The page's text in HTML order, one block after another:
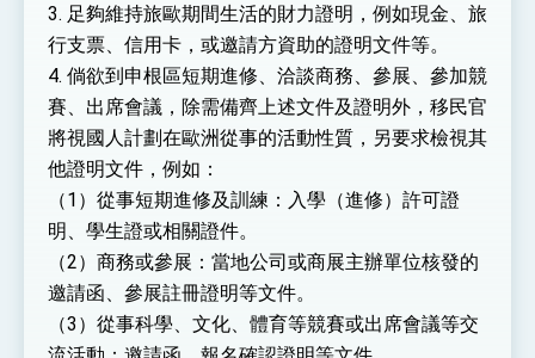
3. 足夠維持旅歐期間生活的財力證明，例如現金、旅
行支票、信用卡，或邀請方資助的證明文件等。
4. 倘欲到申根區短期進修、洽談商務、參展、參加競
賽、出席會議，除需備齊上述文件及證明外，移民官
將視國人計劃在歐洲從事的活動性質，另要求檢視其
他證明文件，例如：
（1）從事短期進修及訓練：入學（進修）許可證
明、學生證或相關證件。
（2）商務或參展：當地公司或商展主辦單位核發的
邀請函、參展註冊證明等文件。
（3）從事科學、文化、體育等競賽或出席會議等交